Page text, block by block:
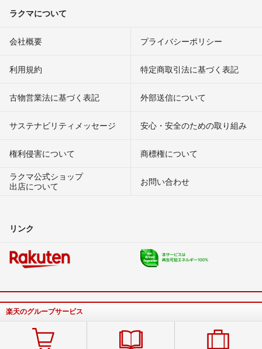
ラクマについて
会社概要 プライバシーポリシー
利用規約 特定商取引法に基づく表記
古物営業法に基づく表記 外部送信について
サステナビリティメッセージ 安心・安全のための取り組み
権利侵害について
商標権について
ラクマ公式ショップ
出店について
お問い合わせ
リンク
楽天のグループサービス